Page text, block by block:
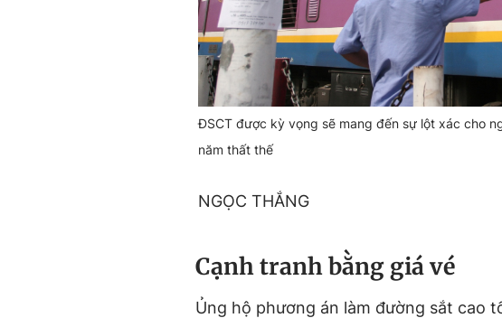
ĐSCT được kỳ vọng sẽ mang đến sự lột xác cho
năm thất thế
NGỌC THẮNG
Cạnh tranh bằng giá vé
Ủng hộ phương án làm đường sắt cao